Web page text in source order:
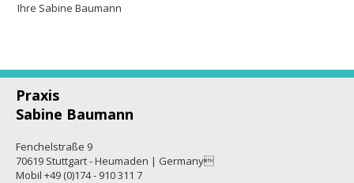
Ihre Sabine Baumann
Praxis
Sabine Baumann
Fenchelstraße 9
70619 Stuttgart - Heumaden | Germany
Mobil +49 (0)174 - 910 311 7